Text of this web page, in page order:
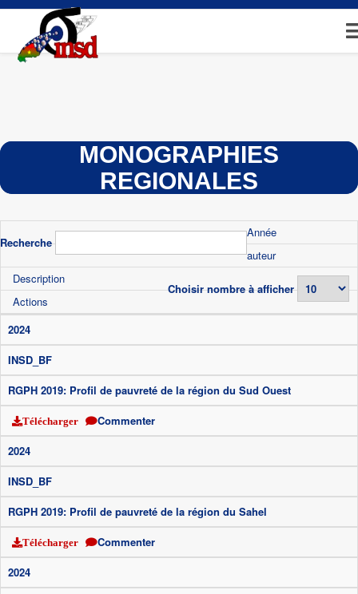
Aller
contenu
principal
MONOGRAPHIES
REGIONALES
Recherche
Choisir nombre à afficher
Année
auteur
Description
Actions
2024
INSD_BF
RGPH 2019: Profil de pauvreté de la région du Sud Ouest
Télécharger
Commenter
2024
INSD_BF
RGPH 2019: Profil de pauvreté de la région du Sahel
Télécharger
Commenter
2024